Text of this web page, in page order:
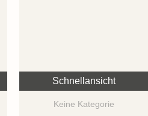
Schnellansicht
Keine Kategorie